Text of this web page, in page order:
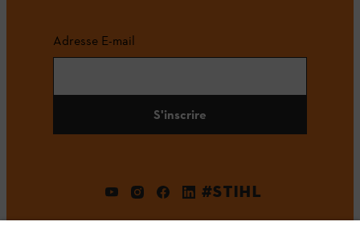
Adresse E-mail
S'inscrire
#STIHL